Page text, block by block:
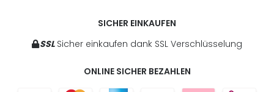
SICHER EINKAUFEN
SSL Sicher einkaufen dank SSL Verschlüsselung
ONLINE SICHER BEZAHLEN